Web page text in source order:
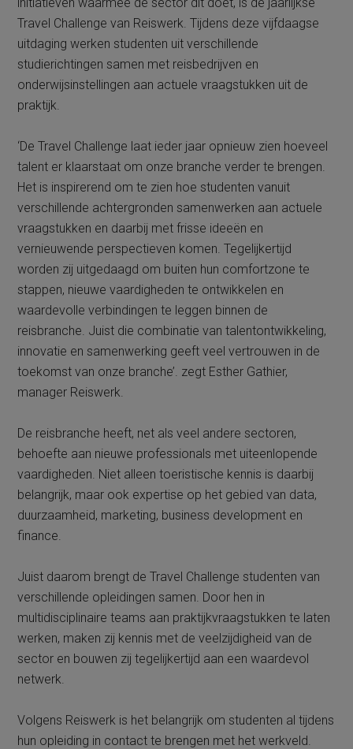
Travel Challenge van Reiswerk. Tijdens deze vijfdaagse
uitdaging werken studenten uit verschillende
studierichtingen samen met reisbedrijven en
onderwijsinstellingen aan actuele vraagstukken uit de
praktijk.
‘De Travel Challenge laat ieder jaar opnieuw zien hoeveel
talent er klaarstaat om onze branche verder te brengen.
Het is inspirerend om te zien hoe studenten vanuit
verschillende achtergronden samenwerken aan actuele
vraagstukken en daarbij met frisse ideeën en
vernieuwende perspectieven komen. Tegelijkertijd
worden zij uitgedaagd om buiten hun comfortzone te
stappen, nieuwe vaardigheden te ontwikkelen en
waardevolle verbindingen te leggen binnen de
reisbranche. Juist die combinatie van talentontwikkeling,
innovatie en samenwerking geeft veel vertrouwen in de
toekomst van onze branche’. zegt Esther Gathier,
manager Reiswerk.
De reisbranche heeft, net als veel andere sectoren,
behoefte aan nieuwe professionals met uiteenlopende
vaardigheden. Niet alleen toeristische kennis is daarbij
belangrijk, maar ook expertise op het gebied van data,
duurzaamheid, marketing, business development en
finance.
Juist daarom brengt de Travel Challenge studenten van
verschillende opleidingen samen. Door hen in
multidisciplinaire teams aan praktijkvraagstukken te laten
werken, maken zij kennis met de veelzijdigheid van de
sector en bouwen zij tegelijkertijd aan een waardevol
netwerk.
Volgens Reiswerk is het belangrijk om studenten al tijdens
hun opleiding in contact te brengen met het werkveld.